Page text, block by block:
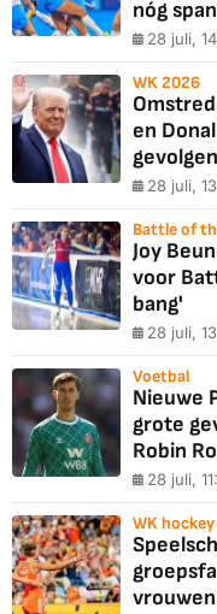
nóg
28 juli,
WK 2026
en
gevolgen
28 juli,
Battle of
Joy
voor
bang'
28 juli,
Voetbal
Nieuwe
grote
Robin
28 juli,
WK hockey
vrouwen